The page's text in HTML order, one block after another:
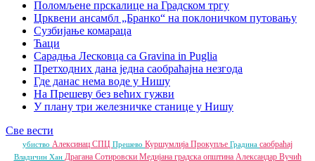
Поломљене прскалице на Градском тргу
Црквени ансамбл „Бранко“ на поклоничком путовању
Сузбијање комараца
Ћаци
Сарадња Лесковца са Gravina in Puglia
Претходних дана једна саобраћајна незгода
Где данас нема воде у Нишу
На Прешеву без већих гужви
У плану три железничке станице у Нишу
Све вести
убиство Алексинац СПЦ Прешево Куршумлија Прокупље Градина саобраћај
Владичин Хан Драгана Сотировски Медијана градска општина Александар Вучић